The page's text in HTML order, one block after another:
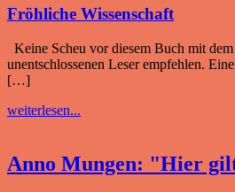
Fröhliche Wissenschaft
Keine Scheu vor diesem Buch mit
unentschlossenen Leser empfehlen.
[…]
weiterlesen...
Anno Mungen: "Hier